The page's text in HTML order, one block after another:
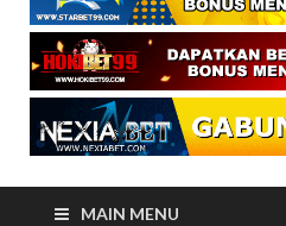
MAIN MENU